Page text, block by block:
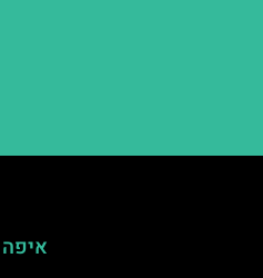
איפה